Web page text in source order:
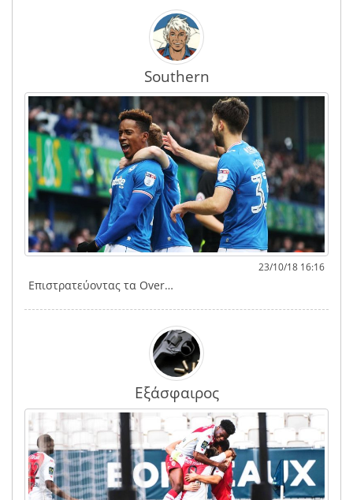
Southern
23/10/18 16:16
Επιστρατεύοντας τα Over…
Εξάσφαιρος